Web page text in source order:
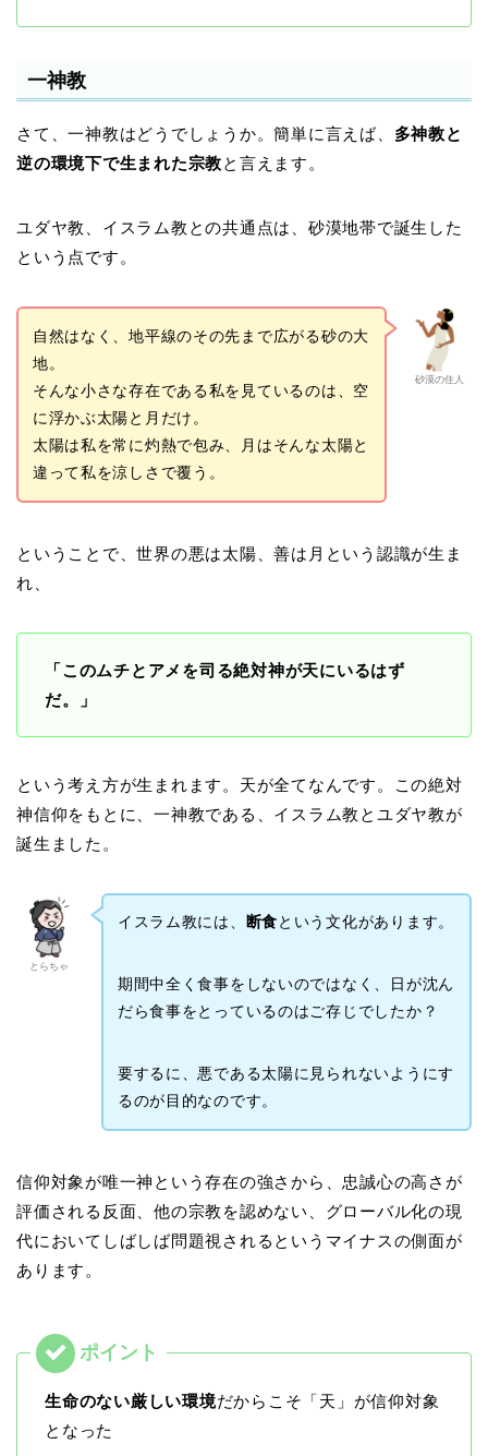
一神教
さて、一神教はどうでしょうか。簡単に言えば、 多神教と
逆の環境下で生まれた宗教と言えます。
ユダヤ教、イスラム教との共通点は、砂漠地帯で誕生した
という点です。
砂漠の住人
自然はなく、地平線のその先まで広がる砂の大
地。
そんな小さな存在である私を見ているのは、空
に浮かぶ太陽と月だけ。
太陽は私を常に灼熱で包み、月はそんな太陽と
違って私を涼しさで覆う。
ということで、世界の悪は太陽、善は月という認識が生ま
れ、
「このムチとアメを司る絶対神が天にいるはず
だ。」
という考え方が生まれます。天が全てなんです。この絶対
神信仰をもとに、一神教である、イスラム教とユダヤ教が
誕生ました。
とらちゃ
イスラム教には、 断食という文化があります。
期間中全く食事をしないのではなく、日が沈ん
だら食事をとっているのはご存じでしたか？
要するに、悪である太陽に見られないようにす
るのが目的なのです。
信仰対象が唯一神という存在の強さから、忠誠心の高さが
評価される反面、他の宗教を認めない、グローバル化の現
代においてしばしば問題視されるというマイナスの側面が
あります。
生命のない厳しい環境だからこそ「天」が信仰対象
となった